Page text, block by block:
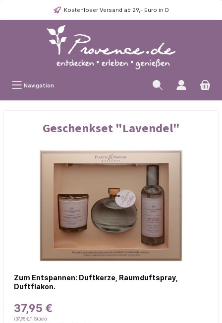
Kostenloser Versand ab 29,- Euro in D
Navigation
Geschenkset "Lavendel"
Zum Entspannen: Duftkerze, Raumduftspray,
Duftflakon.
37,95 €
(37,95 €/1 Stück)